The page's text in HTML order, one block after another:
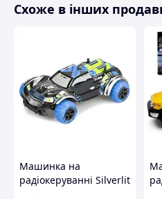
Цей іграшковий танк —
акумулятору ви
забезпечує чудову
із вашими дітьми,
Переваги:
Міцна та надійна
Дистанційне
й максимального
LED-підсвітка для
Схоже в інших
Машинка на
радіокеруванні Silverlit